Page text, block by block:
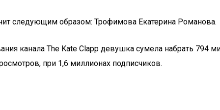
следующим образом: Трофимова Екатерина Романова.
канала The Kate Clapp девушка сумела набрать 794
при 1,6 миллионах подписчиков.